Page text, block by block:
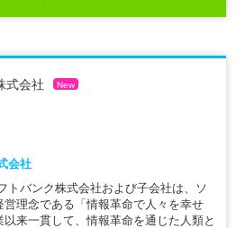
式会社 New
会社
トバンク株式会社および子会社は、ソ
理念である「情報革命で人々を幸せ
来一貫して、情報革命を通じた人類と